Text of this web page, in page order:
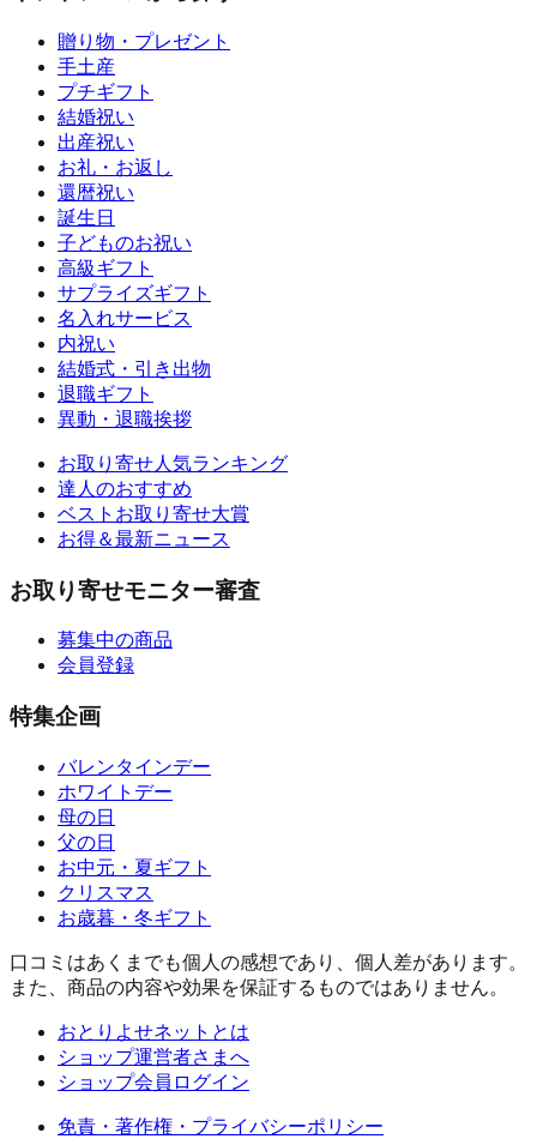
贈り物・プレゼント
手土産
プチギフト
結婚祝い
出産祝い
お礼・お返し
還暦祝い
誕生日
子どものお祝い
高級ギフト
サプライズギフト
名入れサービス
内祝い
結婚式・引き出物
退職ギフト
異動・退職挨拶
お取り寄せ人気ランキング
達人のおすすめ
ベストお取り寄せ大賞
お得＆最新ニュース
お取り寄せモニター審査
募集中の商品
会員登録
特集企画
バレンタインデー
ホワイトデー
母の日
父の日
お中元・夏ギフト
クリスマス
お歳暮・冬ギフト
口コミはあくまでも個人の感想であり、個人差があります。
また、商品の内容や効果を保証するものではありません。
おとりよせネットとは
ショップ運営者さまへ
ショップ会員ログイン
免責・著作権・プライバシーポリシー